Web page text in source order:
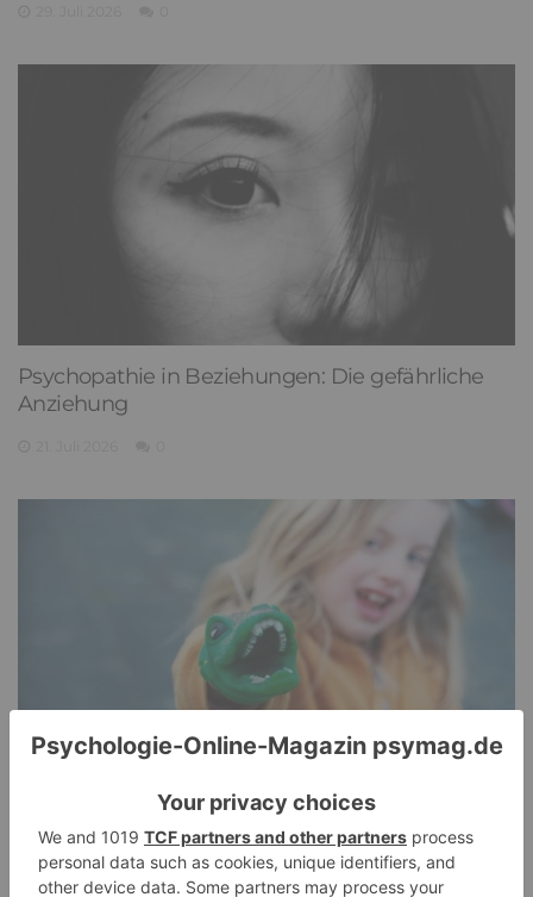
Psychopathie in Beziehungen: Die gefährliche
Anziehung
Pathological Demand Avoidance: Umgang mit
PANDA-Kindern – Kinder mit starkem
Autonomiebedürfnis (2)